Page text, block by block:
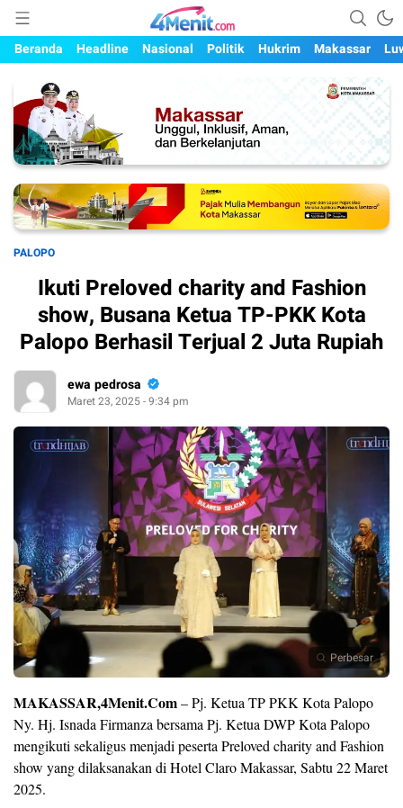
4menit.com
Mengungkap Kisah, Setiap Hari
Beranda
Headline Nasional Politik Hukrim Makassar
PALOPO
Ikuti Preloved charity and Fashion
show, Busana Ketua TP-PKK Kota
Palopo Berhasil Terjual 2 Juta Rupiah
ewa pedrosa
Maret 23, 2025 - 9:34 pm
Perbesar
MAKASSAR,4Menit.Com– Pj. Ketua TP PKK Kota Palopo
Ny. Hj. Isnada Firmanza bersama Pj. Ketua DWP Kota Palopo
mengikuti sekaligus menjadi peserta Preloved charity and Fashion
show yang dilaksanakan di Hotel Claro Makassar, Sabtu 22 Maret
2025.